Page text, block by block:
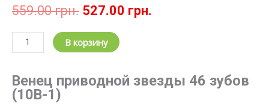
559.00грн. Первоначальная
составляла
559.00 грн..
527.00 грн.
Количество
товара
цепная
z=46;
В корзину
Венец приводной звезды 46 зубов
(10В-1)